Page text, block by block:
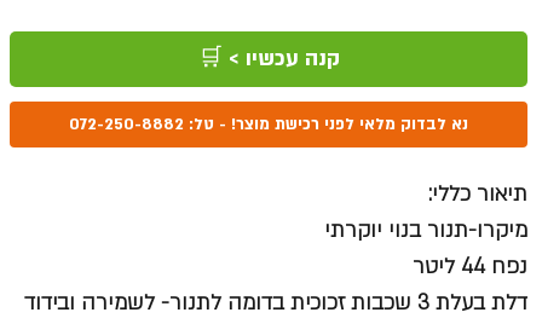
קנה עכשיו > 🛒
נא לבדוק מלאי לפני רכישת מוצר! - טל: 072-250-8882
תיאור כללי:
מיקרו-תנור בנוי יוקרתי
נפח 44 ליטר
דלת בעלת 3 שכבות זכוכית בדומה לתנור- לשמירה ובידוד